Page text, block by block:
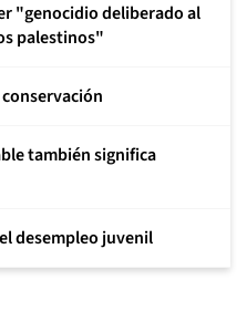
"genocidio deliberado al
palestinos"
conservación
también significa
desempleo juvenil